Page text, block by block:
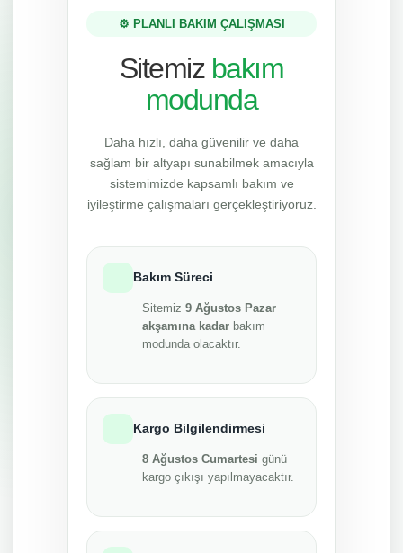
⚙️ PLANLI BAKIM ÇALIŞMASI
Sitemiz bakım
modunda
Daha hızlı, daha güvenilir ve daha
sağlam bir altyapı sunabilmek amacıyla
sistemimizde kapsamlı bakım ve
iyileştirme çalışmaları gerçekleştiriyoruz.
Bakım Süreci
Sitemiz 9 Ağustos Pazar
akşamına kadar bakım
modunda olacaktır.
Kargo Bilgilendirmesi
8 Ağustos Cumartesi günü
kargo çıkışı yapılmayacaktır.